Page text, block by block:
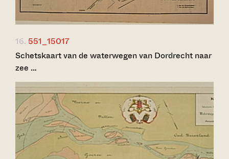
16. 551_15017
Schetskaart van de waterwegen van Dordrecht naar
zee …